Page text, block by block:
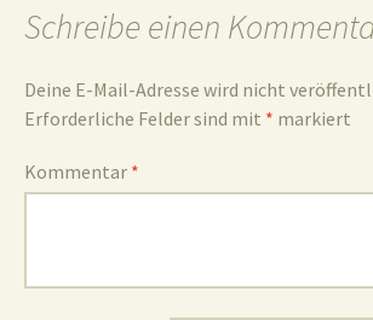
Schreibe einen
Deine E-Mail-Adresse wird nicht
Erforderliche Felder sind mit * markiert
Kommentar *